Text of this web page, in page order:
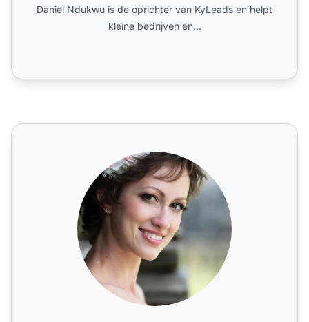
Daniel Ndukwu is de oprichter van KyLeads en helpt
kleine bedrijven en...
Daniela McVicker